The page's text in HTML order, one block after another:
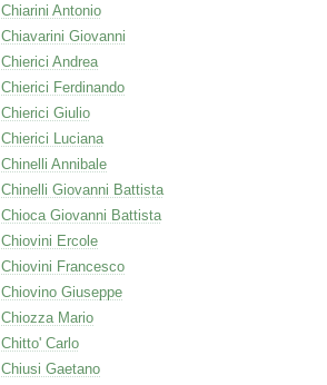
Chiarini Antonio
Chiavarini Giovanni
Chierici Andrea
Chierici Ferdinando
Chierici Giulio
Chierici Luciana
Chinelli Annibale
Chinelli Giovanni Battista
Chioca Giovanni Battista
Chiovini Ercole
Chiovini Francesco
Chiovino Giuseppe
Chiozza Mario
Chitto' Carlo
Chiusi Gaetano